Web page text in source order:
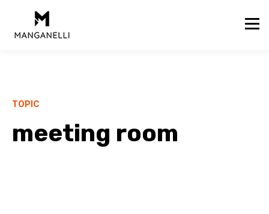
TOPIC
meeting room